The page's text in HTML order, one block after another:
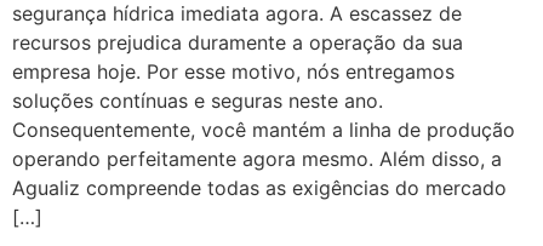
segurança hídrica imediata agora. A escassez de
recursos prejudica duramente a operação da sua
empresa hoje. Por esse motivo, nós entregamos
soluções contínuas e seguras neste ano.
Consequentemente, você mantém a linha de produção
operando perfeitamente agora mesmo. Além disso, a
Agualiz compreende todas as exigências do mercado
[…]